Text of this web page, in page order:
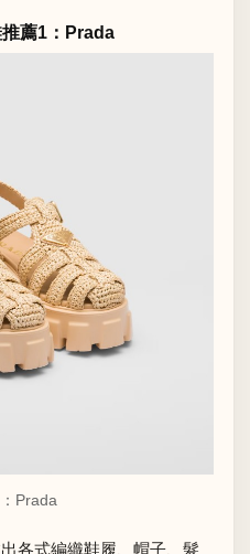
薦1：Prada
Prada
各式編織鞋履、帽子、髮